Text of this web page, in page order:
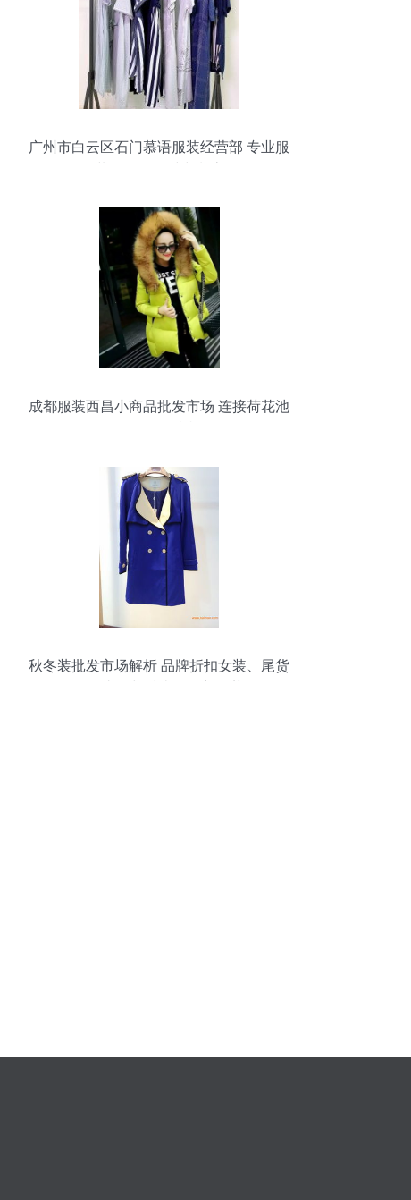
广州市白云区石门慕语服装经营部 专业服
成都服装西昌小商品批发市场 连接荷花池
秋冬装批发市场解析 品牌折扣女装、尾货